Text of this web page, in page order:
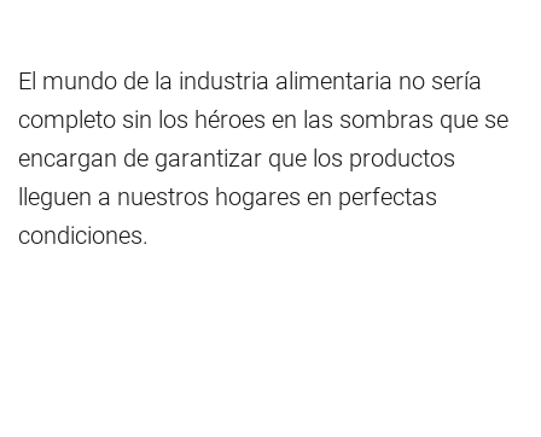
El mundo de la industria alimentaria no sería
completo sin los héroes en las sombras que se
encargan de garantizar que los productos
lleguen a nuestros hogares en perfectas
condiciones.